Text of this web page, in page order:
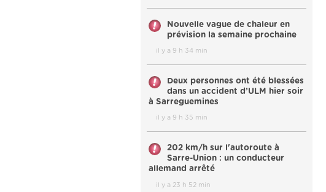
Nouvelle vague de chaleur en
prévision la semaine prochaine
il y a 9 h 34 min
Deux personnes ont été blessées
dans un accident d’ULM hier soir
à Sarreguemines
il y a 9 h 35 min
202 km/h sur l'autoroute à
Sarre-Union : un conducteur
allemand arrêté
il y a 23 h 52 min